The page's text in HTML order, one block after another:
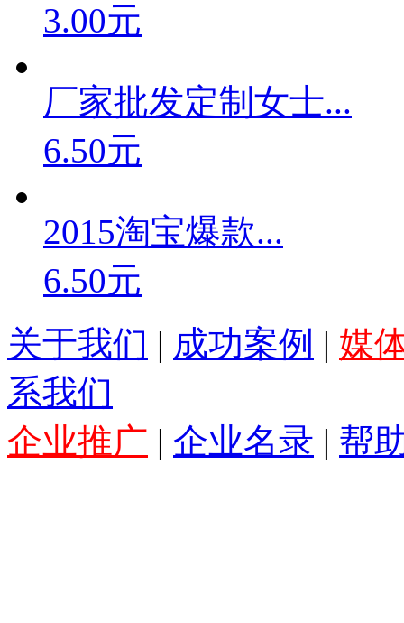
3.00元
厂家批发定制女士...
6.50元
2015淘宝爆款...
6.50元
关于我们 | 成功案例 | 媒
系我们
企业推广 | 企业名录 | 帮